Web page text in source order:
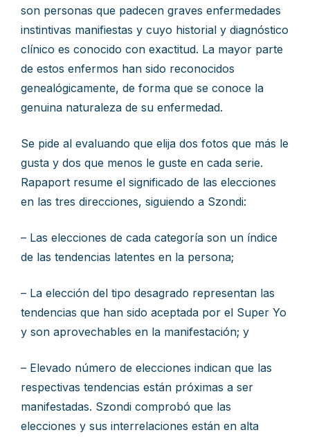
son personas que padecen graves enfermedades
instintivas manifiestas y cuyo historial y diagnóstico
clínico es conocido con exactitud. La mayor parte
de estos enfermos han sido reconocidos
genealógicamente, de forma que se conoce la
genuina naturaleza de su enfermedad.
Se pide al evaluando que elija dos fotos que más le
gusta y dos que menos le guste en cada serie.
Rapaport resume el significado de las elecciones
en las tres direcciones, siguiendo a Szondi:
– Las elecciones de cada categoría son un índice
de las tendencias latentes en la persona;
– La elección del tipo desagrado representan las
tendencias que han sido aceptada por el Super Yo
y son aprovechables en la manifestación; y
– Elevado número de elecciones indican que las
respectivas tendencias están próximas a ser
manifestadas. Szondi comprobó que las
elecciones y sus interrelaciones están en alta